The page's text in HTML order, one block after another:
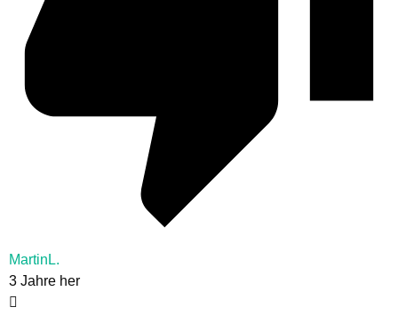
MartinL.
3 Jahre her